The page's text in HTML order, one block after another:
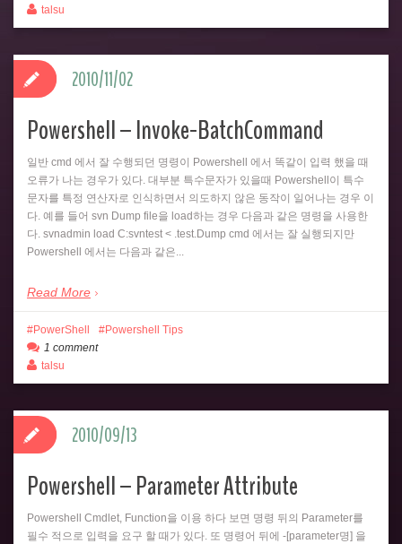
talsu
Powershell – Invoke-BatchCommand
일반 cmd 에서 잘 수행되던 명령이 Powershell 에서 똑같이 입력 했을 때
오류가 나는 경우가 있다. 대부분 특수문자가 있을때 Powershell이 특수
문자를 특정 연산자로 인식하면서 의도하지 않은 동작이 일어나는 경우 이
다. 예를 들어 svn Dump file을 load하는 경우 다음과 같은 명령을 사용한
다. svnadmin load C:svntest < .test.Dump cmd 에서는 잘 실행되지만
Powershell 에서는 다음과 같은...
Read More
2010/11/02
PowerShell
Powershell Tips
1 comment
talsu
Powershell – Parameter Attribute
Powershell Cmdlet, Function을 이용 하다 보면 명령 뒤의 Parameter를
필수 적으로 입력을 요구 할 때가 있다. 또 명령어 뒤에 -[parameter명] 을
2010/09/13